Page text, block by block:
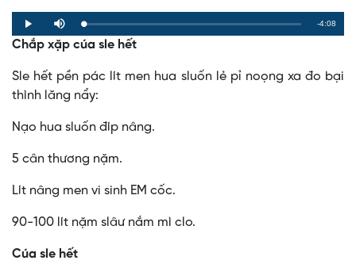
Play Mute Loaded:
0%
Progress:
0%
Remaining
-4:08
Chắp xặp cúa sle hết
Sle hết pền pác lít men hua sluốn lẻ pỉ noọng xa đo bại
thình lăng nẩy:
Nạo hua sluốn đíp nâng.
5 cân thương nặm.
Lít nâng men vi sinh EM cốc.
90-100 lít nặm slâư nắm mì clo.
Cúa sle hết